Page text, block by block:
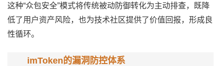
这种“众包安全”模式将传统被动防御转化为主动排查，既降
低了用户资产风险，也为技术社区提供了价值回报，形成良
性循环。
imToken的漏洞防控体系